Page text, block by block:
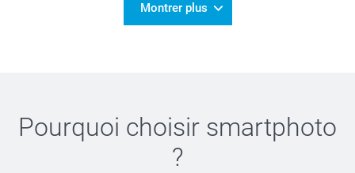
Montrer plus
Pourquoi choisir smartphoto
?